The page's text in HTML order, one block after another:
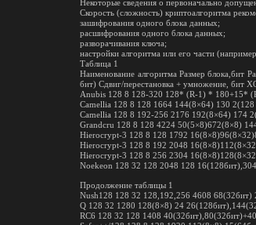
Некоторые сведения о первоначально
Скорость (сложность) криптоалгоритма
зашифрования одного блока данных;
расшифрования одного блока данных;
разворачивания ключа;
настройки алгоритма или его части
Таблица 1
Наименование алгоритма Размер блока,бит
бит) Сдвиг/перестановка + умножение, бит
Anubis 128 8 128-320 128* (R-1) * 180+15*
Camellia 128 8 128 1664 144(8×64) 130
Camellia 128 8 192-256 2176 192(8×64) 174
Grandcru 128 8 128 4224 50(5×8)672(8×8)
Hierocrypt-3 128 8 128 1792
Hierocrypt-3 128 8 192 2048
Hierocrypt-3 128 8 256 2304
Noekeon 128 32 128 2048 128
Продолжение таблицы 1
Nush128 128 32 128,192,256 4608 68(32бит)
Q 128 32 1280 128(8×8) 24
RC6 128 32 128 1408